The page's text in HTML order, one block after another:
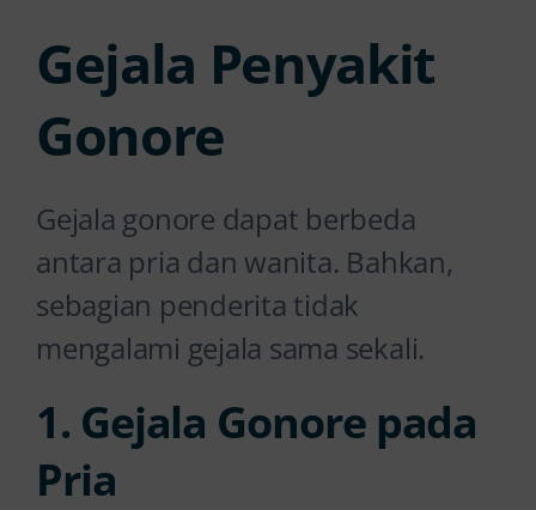
Gejala Penyakit
Gonore
Gejala gonore dapat berbeda
antara pria dan wanita. Bahkan,
sebagian penderita tidak
mengalami gejala sama sekali.
1. Gejala Gonore pada
Pria